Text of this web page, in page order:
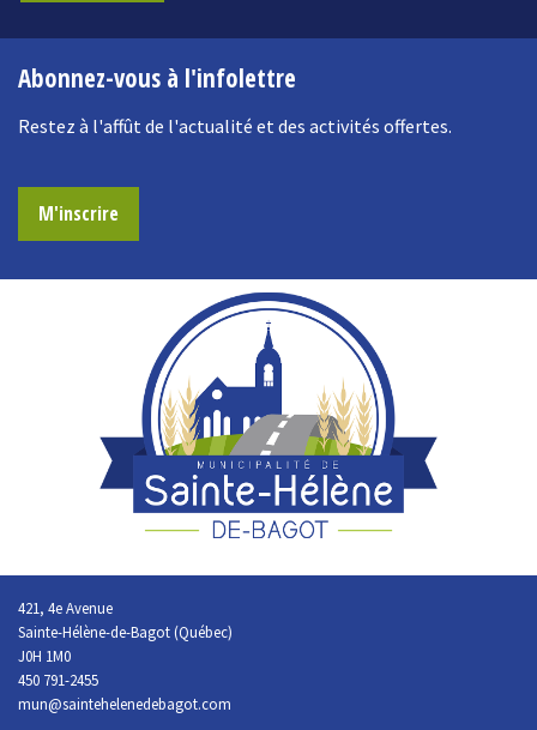
Abonnez-vous à l'infolettre
Restez à l'affût de l'actualité et des activités offertes.
M'inscrire
421, 4e Avenue
Sainte-Hélène-de-Bagot (Québec)
J0H 1M0
450 791-2455
mun@saintehelenedebagot.com